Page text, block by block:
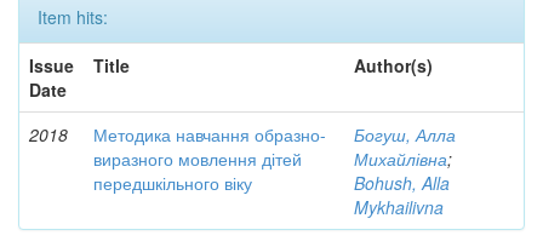
Item hits:
Issue
Date
Title Author(s)
2018
Методика навчання образно-
виразного мовлення дітей
передшкільного віку
Богуш, Алла
Михайлівна;
Bohush, Alla
Mykhailivna